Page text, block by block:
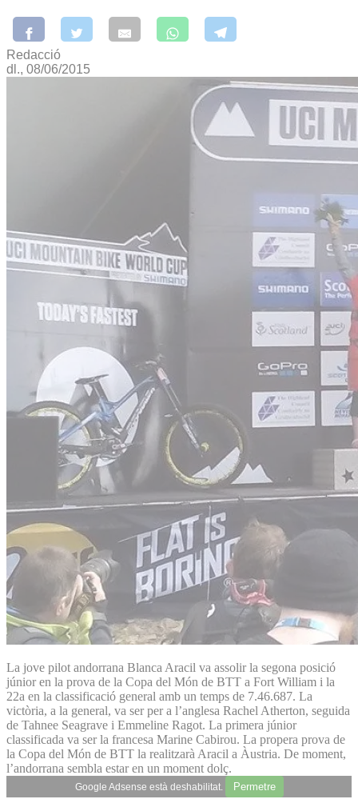
Redacció
dl., 08/06/2015
La jove pilot andorrana Blanca Aracil va assolir la segona posició
júnior en la prova de la Copa del Món de BTT a Fort William i la
22a en la classificació general amb un temps de 7.46.687. La
victòria, a la general, va ser per a l’anglesa Rachel Atherton, seguida
de Tahnee Seagrave i Emmeline Ragot. La primera júnior
classificada va ser la francesa Marine Cabirou. La propera prova de
la Copa del Món de BTT la realitzarà Aracil a Àustria. De moment,
l’andorrana sembla estar en un moment dolç.
Google Adsense està deshabilitat. Permetre